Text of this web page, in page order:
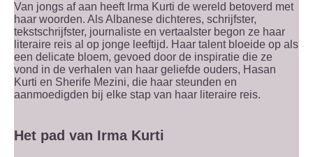
Van jongs af aan heeft Irma Kurti de wereld betoverd met
haar woorden. Als Albanese dichteres, schrijfster,
tekstschrijfster, journaliste en vertaalster begon ze haar
literaire reis al op jonge leeftijd. Haar talent bloeide op als
een delicate bloem, gevoed door de inspiratie die ze
vond in de verhalen van haar geliefde ouders, Hasan
Kurti en Sherife Mezini, die haar steunden en
aanmoedigden bij elke stap van haar literaire reis.
Het pad van Irma Kurti